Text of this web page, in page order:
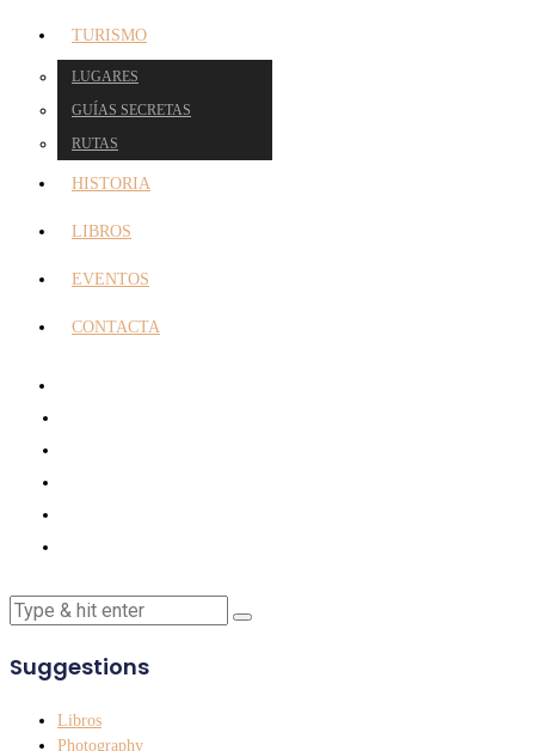
TURISMO
LUGARES
GUÍAS SECRETAS
RUTAS
HISTORIA
LIBROS
EVENTOS
CONTACTA
Suggestions
Libros
Photography